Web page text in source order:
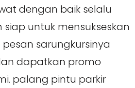
dengan baik selalu
untuk mensukseskan
sarungkursinya
dapatkan promo
palang pintu parkir